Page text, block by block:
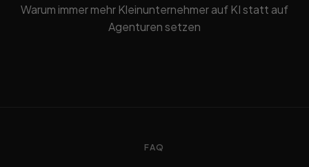
Warum immer mehr Kleinunternehmer auf KI statt auf
Agenturen setzen
FAQ